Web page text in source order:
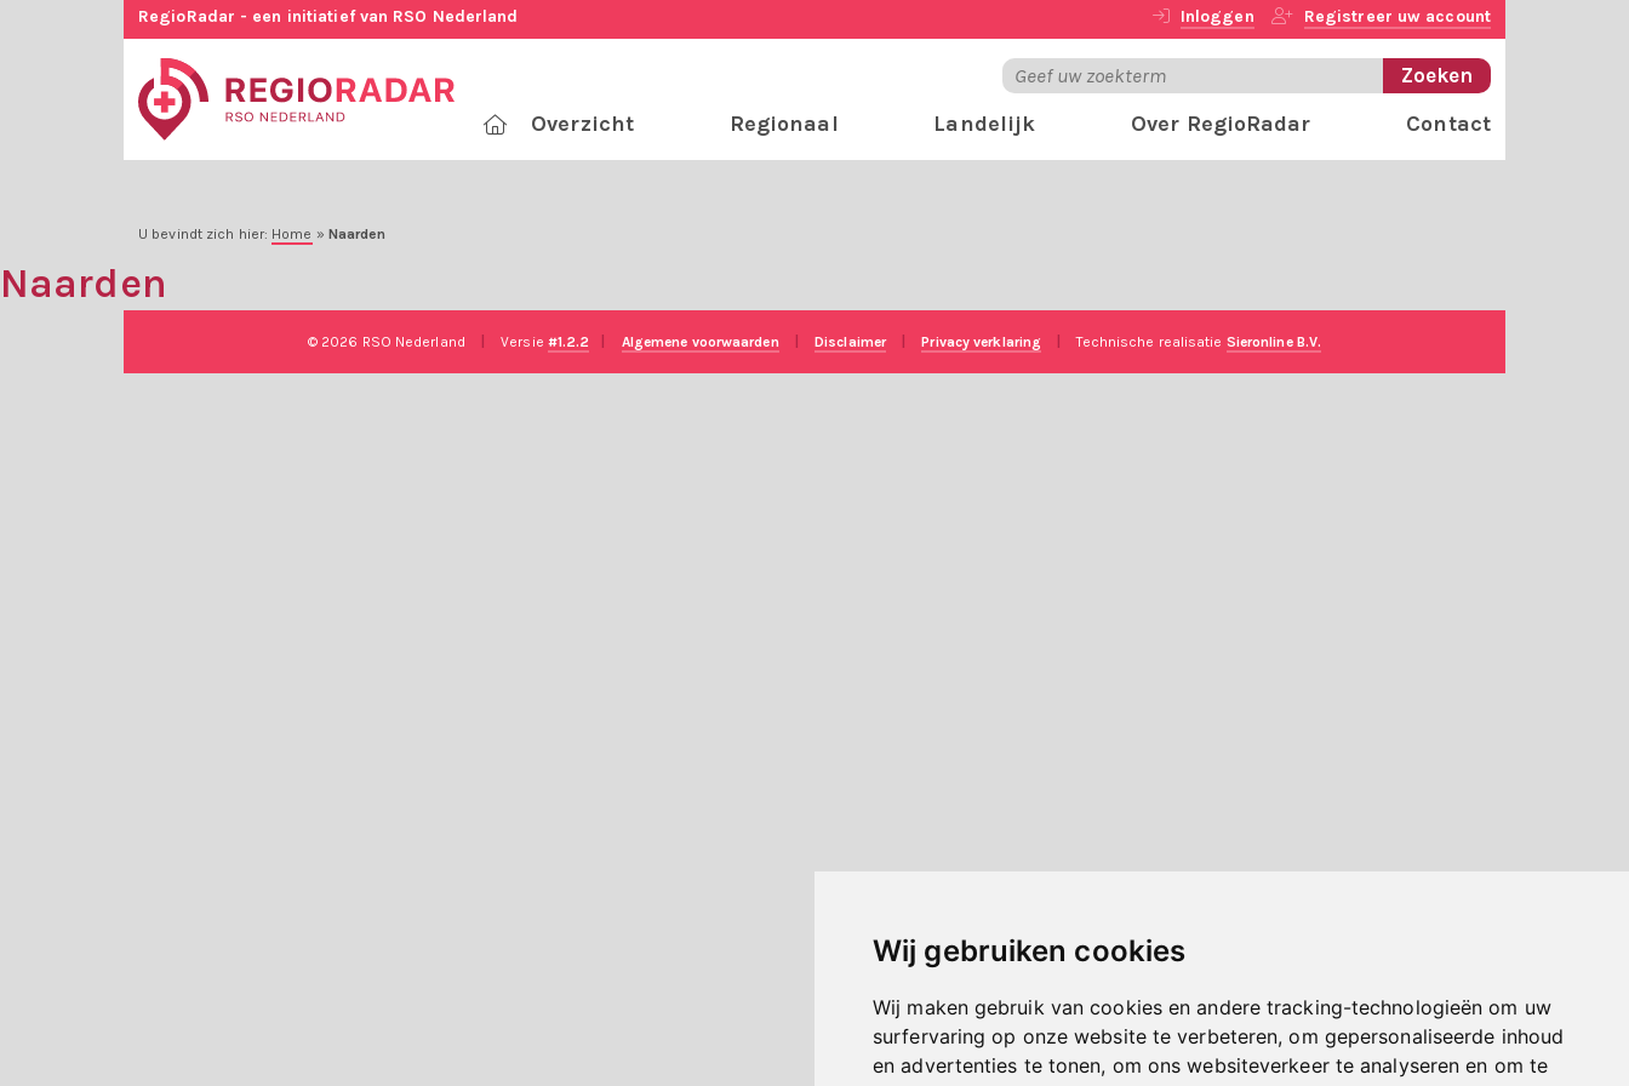
Wij gebruiken cookies
Wij maken gebruik van cookies en andere tracking-technologieën om uw
surfervaring op onze website te verbeteren, om gepersonaliseerde inhoud
en advertenties te tonen, om ons websiteverkeer te analyseren en om te
RegioRadar - een initiatief van RSO Nederland Inloggen Registreer uw account
Overzicht Regionaal Landelijk Over RegioRadar Contact
U bevindt zich hier: Home » Naarden
Naarden
© 2026 RSO Nederland Versie #1.2.2 Algemene voorwaarden Disclaimer Privacy verklaring Technische realisatie Sieronline B.V.